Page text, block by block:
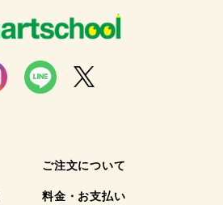
ご注文について
料金・お支払い